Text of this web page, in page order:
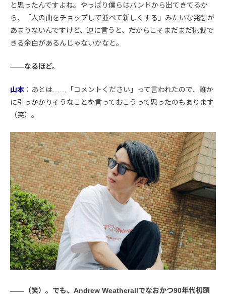
と思ったんですよね。やっぱり僕らはバンドから出てきてるか
ら、「人の曲をチョップして並べて新しくする」みたいな発想が
あまりないんですけど、逆に言うと、だからこそまだまだ挑戦で
きる余白があるんじゃないかなと。
――なるほど。
山本 ：あとは……「コメントください」って言われたので、誰か
に引っかかりそうなことを言っておこうって思ったのもあります
（笑）。
――（笑）。でも、Andrew Weatherallでなおかつ90年代初頭